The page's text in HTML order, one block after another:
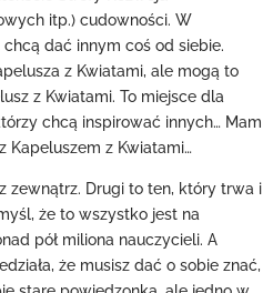
itp.) cudowności. W
dać innym coś od siebie.
z Kwiatami, ale mogą to
z Kwiatami. To miejsce dla
chcą inspirować innych… Mam
Kapeluszem z Kwiatami…
zewnątrz. Drugi to ten, który trwa i
że to wszystko jest na
pół miliona nauczycieli. A
że musisz dać o sobie znać,